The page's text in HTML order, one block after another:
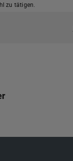
zu tätigen.